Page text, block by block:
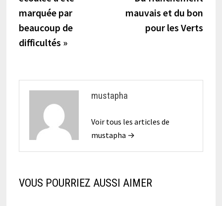
l’article
marquée par
beaucoup de
difficultés »
mauvais et du bon
pour les Verts
mustapha
Voir tous les articles de
mustapha →
VOUS POURRIEZ AUSSI AIMER